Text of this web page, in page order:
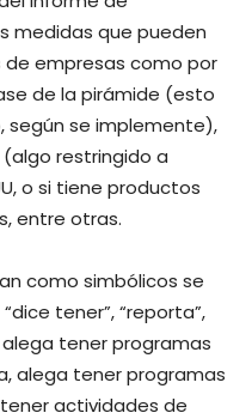
medidas que pueden
de empresas como por
de la pirámide (esto
según se implemente),
restringido a
o si tiene productos
entre otras.
como simbólicos se
tener”, “reporta”,
tener programas
alega tener programas
actividades de